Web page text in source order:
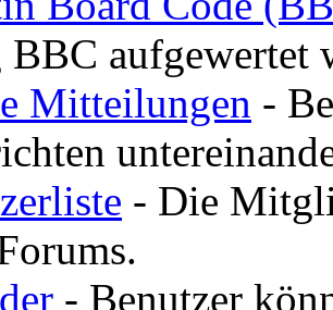
aufgewertet
Mitteilungen -
- Die
- Benutzer